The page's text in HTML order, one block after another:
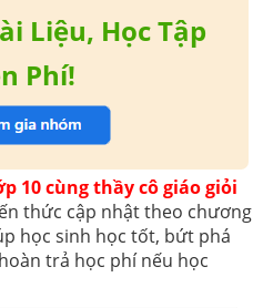
Liệu, Học Tập
Phí!
10 cùng thầy cô giáo giỏi
thức cập nhật theo chương
học sinh học tốt, bứt phá
trả học phí nếu học